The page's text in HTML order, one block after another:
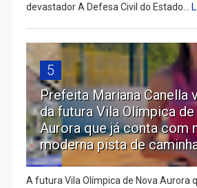
devastador A Defesa Civil do Estado...
5
Prefeita Mariana Canella
da futura Vila Olímpica
Aurora que já conta com
moderna pista de
A futura Vila Olímpica de Nova Aurora